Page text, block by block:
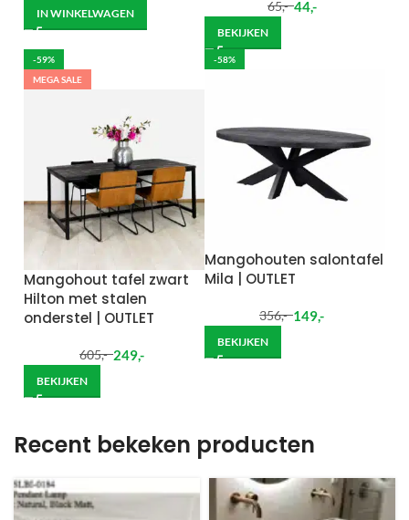
IN WINKELWAGEN 65,- 44,-
BEKIJKEN
-59%
MEGA SALE
Mangohout tafel zwart
Hilton met stalen
onderstel | OUTLET
605,- 249,-
BEKIJKEN
-58%
Mangohouten salontafel
Mila | OUTLET
356,- 149,-
BEKIJKEN
Recent bekeken producten